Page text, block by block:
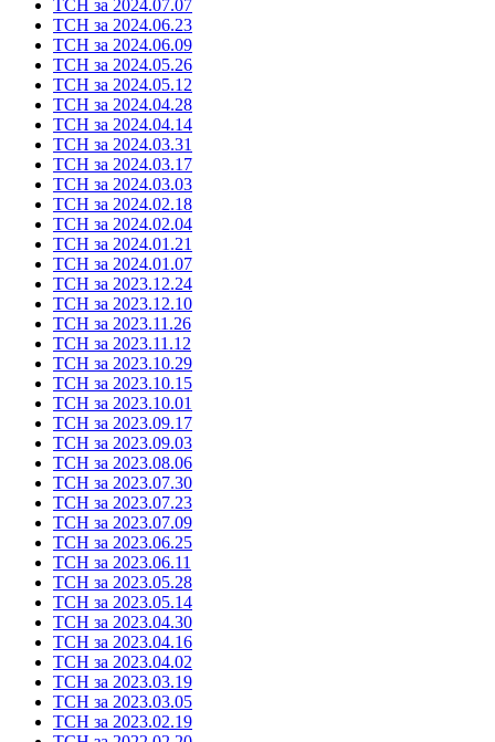
ТСН за 2024.07.07
ТСН за 2024.06.23
ТСН за 2024.06.09
ТСН за 2024.05.26
ТСН за 2024.05.12
ТСН за 2024.04.28
ТСН за 2024.04.14
ТСН за 2024.03.31
ТСН за 2024.03.17
ТСН за 2024.03.03
ТСН за 2024.02.18
ТСН за 2024.02.04
ТСН за 2024.01.21
ТСН за 2024.01.07
ТСН за 2023.12.24
ТСН за 2023.12.10
ТСН за 2023.11.26
ТСН за 2023.11.12
ТСН за 2023.10.29
ТСН за 2023.10.15
ТСН за 2023.10.01
ТСН за 2023.09.17
ТСН за 2023.09.03
ТСН за 2023.08.06
ТСН за 2023.07.30
ТСН за 2023.07.23
ТСН за 2023.07.09
ТСН за 2023.06.25
ТСН за 2023.06.11
ТСН за 2023.05.28
ТСН за 2023.05.14
ТСН за 2023.04.30
ТСН за 2023.04.16
ТСН за 2023.04.02
ТСН за 2023.03.19
ТСН за 2023.03.05
ТСН за 2023.02.19